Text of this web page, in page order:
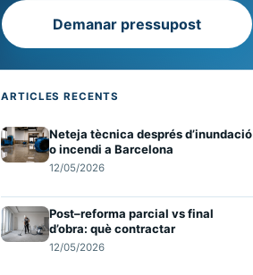
Demanar pressupost
ARTICLES RECENTS
Neteja tècnica després d’inundació
o incendi a Barcelona
12/05/2026
Post–reforma parcial vs final
d’obra: què contractar
12/05/2026